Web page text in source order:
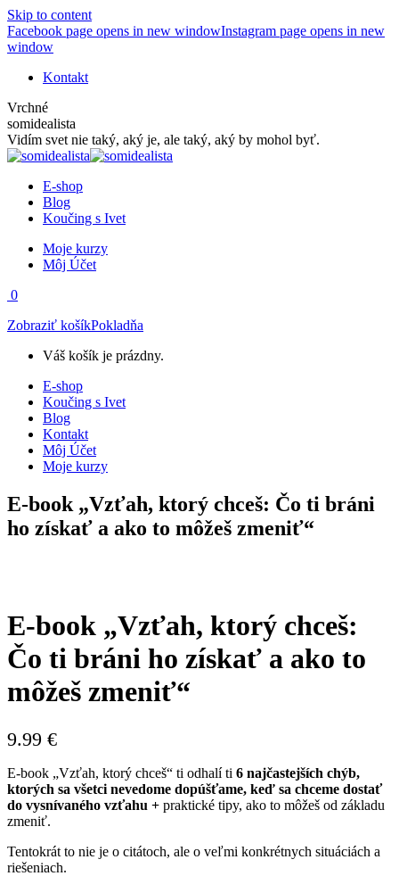
Skip to content
Facebook page opens in new windowInstagram page opens in new
window
Kontakt
Vrchné
somidealista
Vidím svet nie taký, aký je, ale taký, aký by mohol byť.
E-shop
Blog
Koučing s Ivet
Moje kurzy
Môj Účet
0
Zobraziť košíkPokladňa
Váš košík je prázdny.
E-shop
Koučing s Ivet
Blog
Kontakt
Môj Účet
Moje kurzy
E-book „Vzťah, ktorý chceš: Čo ti bráni
ho získať a ako to môžeš zmeniť“
E-book „Vzťah, ktorý chceš:
Čo ti bráni ho získať a ako to
môžeš zmeniť“
9.99 €
E-book „Vzťah, ktorý chceš“ ti odhalí ti 6 najčastejších chýb,
ktorých sa všetci nevedome dopúšťame, keď sa chceme dostať
do vysnívaného vzťahu + praktické tipy, ako to môžeš od základu
zmeniť.
Tentokrát to nie je o citátoch, ale o veľmi konkrétnych situáciách a
riešeniach.